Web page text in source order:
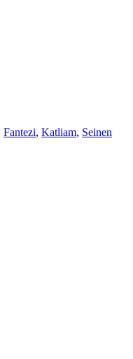
Fantezi, Katliam, Seinen